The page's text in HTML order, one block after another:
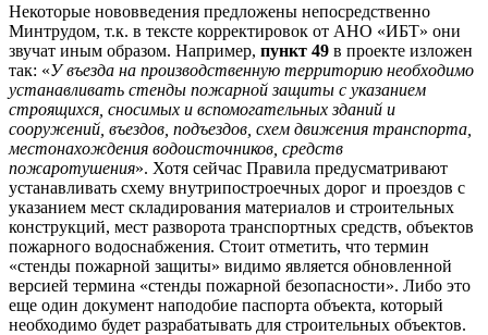
Некоторые нововведения предложены непосредственно
Минтрудом, т.к. в тексте корректировок от АНО «ИБТ» они
звучат иным образом. Например, пункт 49 в проекте изложен
так: «У въезда на производственную территорию необходимо
устанавливать стенды пожарной защиты с указанием
строящихся, сносимых и вспомогательных зданий и
сооружений, въездов, подъездов, схем движения транспорта,
местонахождения водоисточников, средств
пожаротушения». Хотя сейчас Правила предусматривают
устанавливать схему внутрипостроечных дорог и проездов с
указанием мест складирования материалов и строительных
конструкций, мест разворота транспортных средств, объектов
пожарного водоснабжения. Стоит отметить, что термин
«стенды пожарной защиты» видимо является обновленной
версией термина «стенды пожарной безопасности». Либо это
еще один документ наподобие паспорта объекта, который
необходимо будет разрабатывать для строительных объектов.